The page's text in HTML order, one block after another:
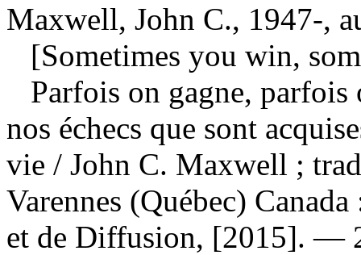
Maxwell, John C., 1947-,
[Sometimes you win,
Parfois on gagne, parfois
nos échecs que sont
vie / John C. Maxwell ;
Varennes (Québec)
et de Diffusion, [2015]. —